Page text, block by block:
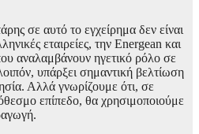
σε αυτό το εγχείρημα δεν είναι
εταιρείες, την Energean και
αναλαμβάνουν ηγετικό ρόλο σε
υπάρξει σημαντική βελτίωση
Αλλά γνωρίζουμε ότι, σε
επίπεδο, θα χρησιμοποιούμε